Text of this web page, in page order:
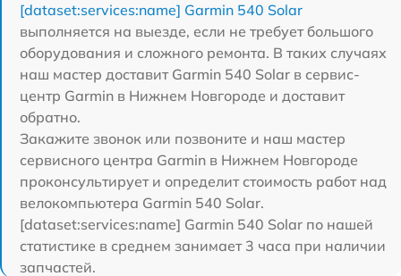
[dataset:services:name] Garmin 540 Solar
выполняется на выезде, если не требует большого
оборудования и сложного ремонта. В таких случаях
наш мастер доставит Garmin 540 Solar в сервис-
центр Garmin в Нижнем Новгороде и доставит
обратно.
Закажите звонок или позвоните и наш мастер
сервисного центра Garmin в Нижнем Новгороде
проконсультирует и определит стоимость работ над
велокомпьютера Garmin 540 Solar.
[dataset:services:name] Garmin 540 Solar по нашей
статистике в среднем занимает 3 часа при наличии
запчастей.